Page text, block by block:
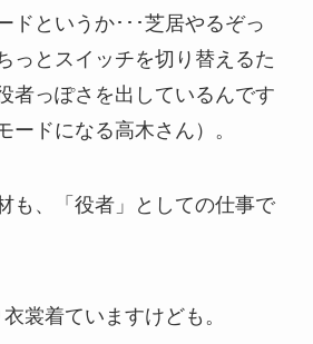
ドというか･･･芝居やるぞっ
っとスイッチを切り替えるた
者っぽさを出しているんです
ードになる高木さん）。
も、「役者」としての仕事で
裳着ていますけども。